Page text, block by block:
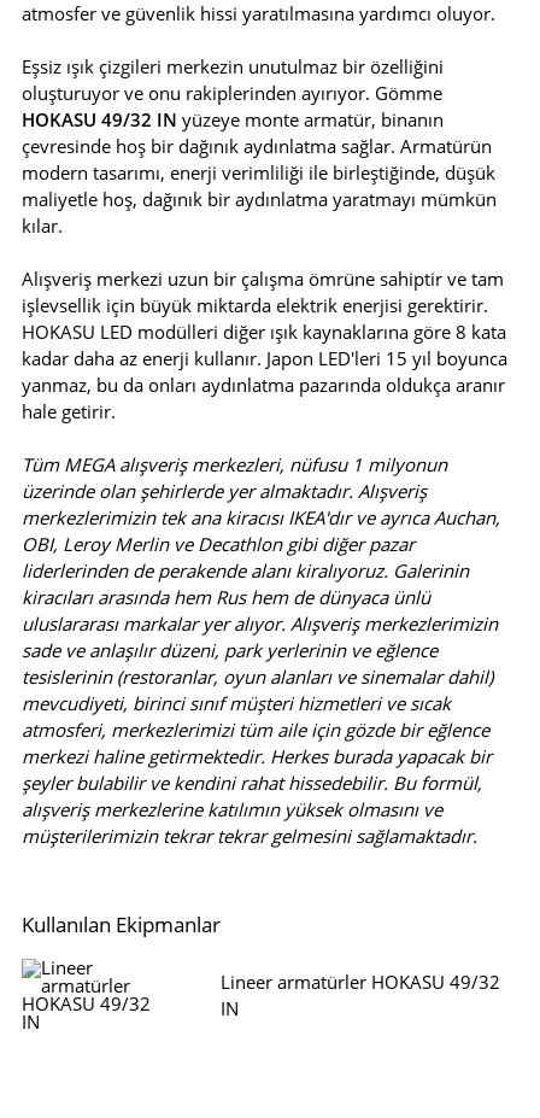
atmosfer ve güvenlik hissi yaratılmasına yardımcı oluyor.
Eşsiz ışık çizgileri merkezin unutulmaz bir özelliğini
oluşturuyor ve onu rakiplerinden ayırıyor. Gömme
HOKASU 49/32 IN yüzeye monte armatür, binanın
çevresinde hoş bir dağınık aydınlatma sağlar. Armatürün
modern tasarımı, enerji verimliliği ile birleştiğinde, düşük
maliyetle hoş, dağınık bir aydınlatma yaratmayı mümkün
kılar.
Alışveriş merkezi uzun bir çalışma ömrüne sahiptir ve tam
işlevsellik için büyük miktarda elektrik enerjisi gerektirir.
HOKASU LED modülleri diğer ışık kaynaklarına göre 8 kata
kadar daha az enerji kullanır. Japon LED'leri 15 yıl boyunca
yanmaz, bu da onları aydınlatma pazarında oldukça aranır
hale getirir.
Tüm MEGA alışveriş merkezleri, nüfusu 1 milyonun
üzerinde olan şehirlerde yer almaktadır. Alışveriş
merkezlerimizin tek ana kiracısı IKEA'dır ve ayrıca Auchan,
OBI, Leroy Merlin ve Decathlon gibi diğer pazar
liderlerinden de perakende alanı kiralıyoruz. Galerinin
kiracıları arasında hem Rus hem de dünyaca ünlü
uluslararası markalar yer alıyor. Alışveriş merkezlerimizin
sade ve anlaşılır düzeni, park yerlerinin ve eğlence
tesislerinin (restoranlar, oyun alanları ve sinemalar dahil)
mevcudiyeti, birinci sınıf müşteri hizmetleri ve sıcak
atmosferi, merkezlerimizi tüm aile için gözde bir eğlence
merkezi haline getirmektedir. Herkes burada yapacak bir
şeyler bulabilir ve kendini rahat hissedebilir. Bu formül,
alışveriş merkezlerine katılımın yüksek olmasını ve
müşterilerimizin tekrar tekrar gelmesini sağlamaktadır.
Kullanılan Ekipmanlar
Lineer armatürler HOKASU 49/32
IN